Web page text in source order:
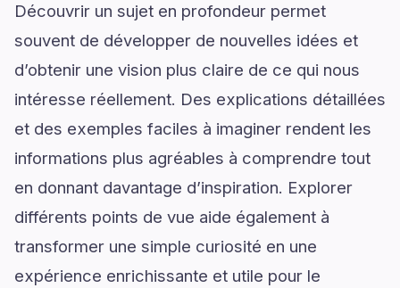
Découvrir un sujet en profondeur permet
souvent de développer de nouvelles idées et
d’obtenir une vision plus claire de ce qui nous
intéresse réellement. Des explications détaillées
et des exemples faciles à imaginer rendent les
informations plus agréables à comprendre tout
en donnant davantage d’inspiration. Explorer
différents points de vue aide également à
transformer une simple curiosité en une
expérience enrichissante et utile pour le